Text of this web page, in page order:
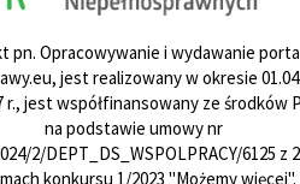
pn. Opracowywanie i wydawanie
jest realizowany w okresie
r., jest współfinansowany ze środków
na podstawie umowy nr
2/DEPT_DS_WSPOLPRACY/6125 z
konkursu 1/2023 "Możemy więcej".